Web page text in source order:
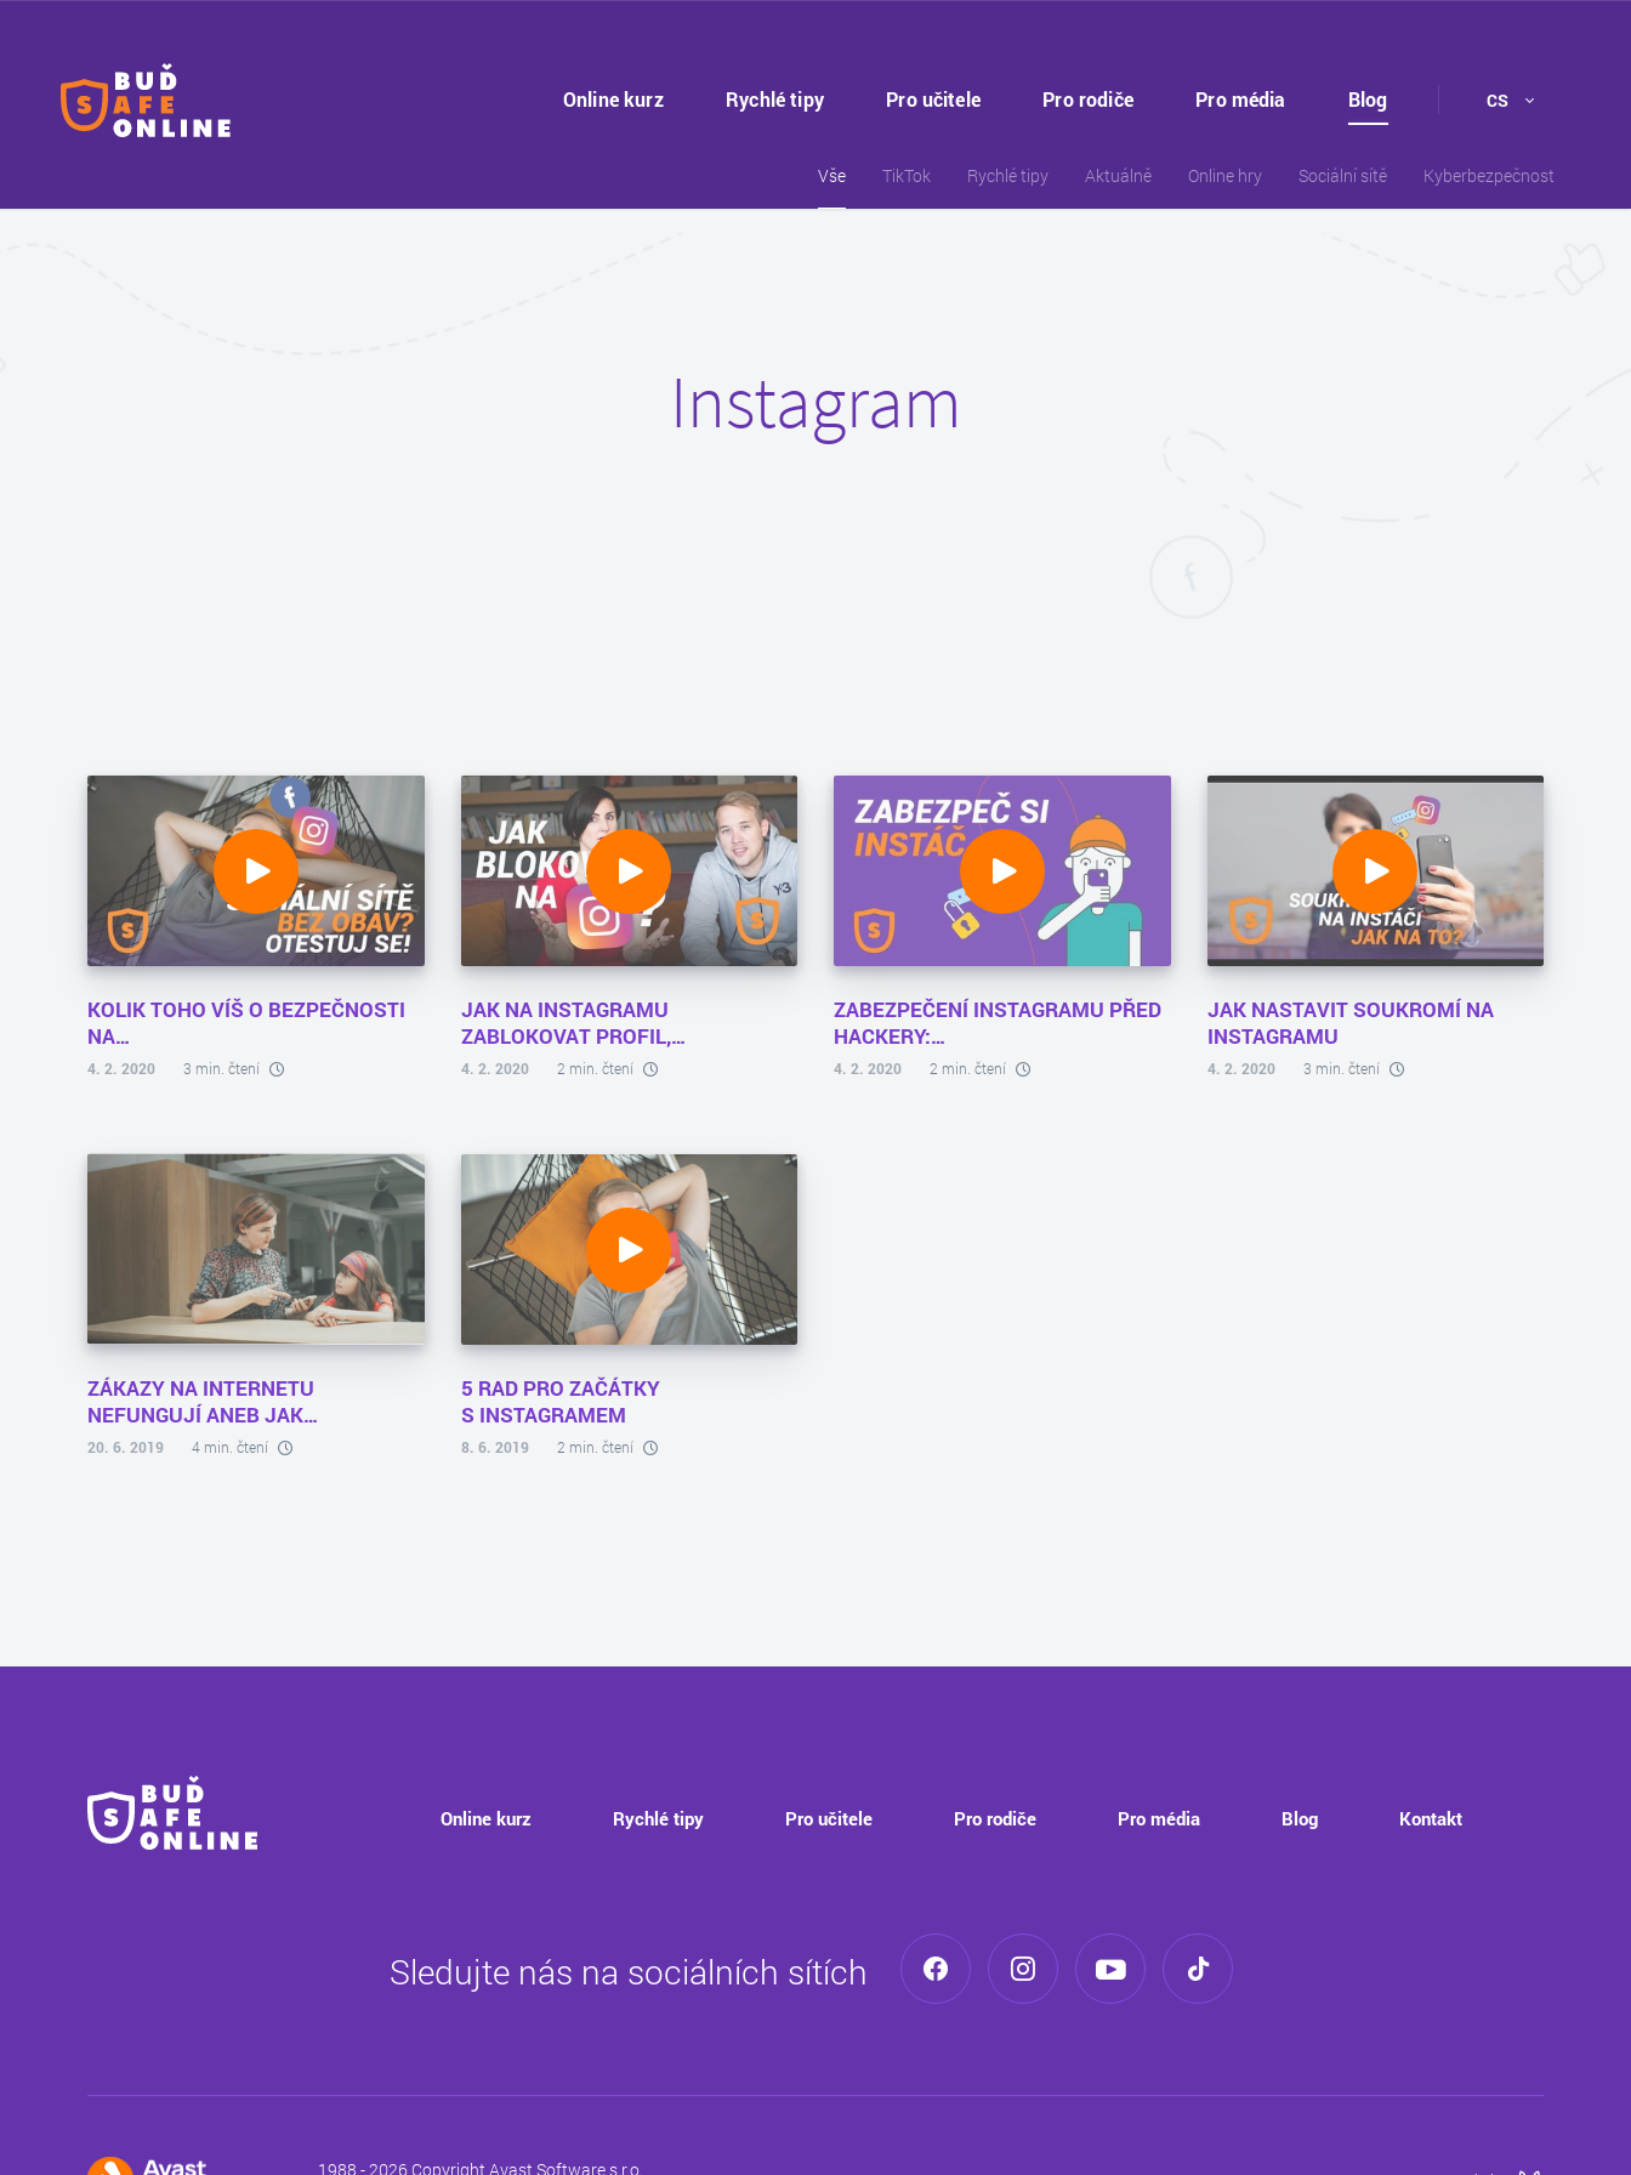
Online kurz Rychlé tipy Pro učitele Pro rodiče Pro média Blog CS
Vše TikTok Rychlé tipy Aktuálně Online hry Sociální sítě Kyberbezpečnost
Instagram
KOLIK TOHO VÍŠ O BEZPEČNOSTI
NA…
4. 2. 2020 3 min. čtení
JAK NA INSTAGRAMU
ZABLOKOVAT PROFIL,…
4. 2. 2020 2 min. čtení
ZABEZPEČENÍ INSTAGRAMU PŘED
HACKERY:…
4. 2. 2020 2 min. čtení
JAK NASTAVIT SOUKROMÍ NA
INSTAGRAMU
4. 2. 2020 3 min. čtení
ZÁKAZY NA INTERNETU
NEFUNGUJÍ ANEB JAK…
20. 6. 2019 4 min. čtení
5 RAD PRO ZAČÁTKY
S INSTAGRAMEM
8. 6. 2019 2 min. čtení
Online kurz Rychlé tipy Pro učitele Pro rodiče Pro média Blog Kontakt
Sledujte nás na sociálních sítích
1988 - 2026 Copyright Avast Software s.r.o.